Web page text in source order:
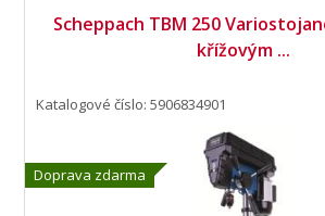
Scheppach TBM 250
křížovým ...
Doprava zdarma
Katalogové číslo: 5906834901